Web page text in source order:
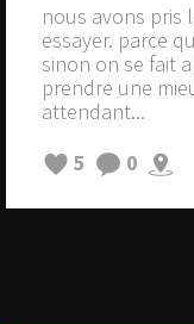
nous avons pris
essayer. parce
sinon on se fait
prendre une
attendant...
5
0